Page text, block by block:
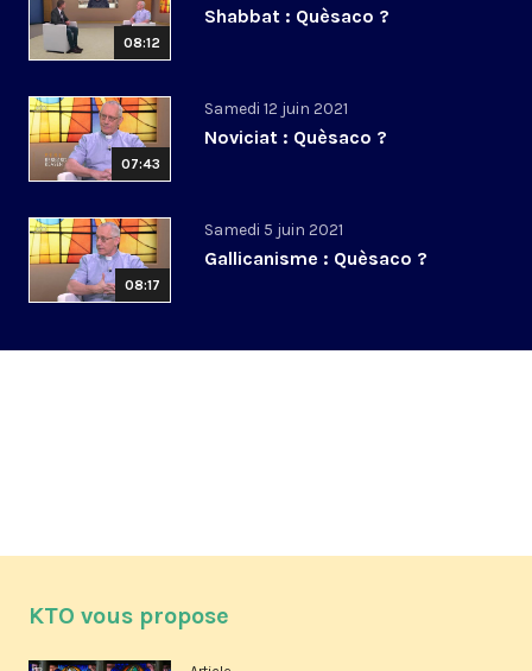
08:12
Shabbat : Quèsaco ?
07:43
Samedi 12 juin 2021
Noviciat : Quèsaco ?
08:17
Samedi 5 juin 2021
Gallicanisme : Quèsaco ?
KTO vous propose